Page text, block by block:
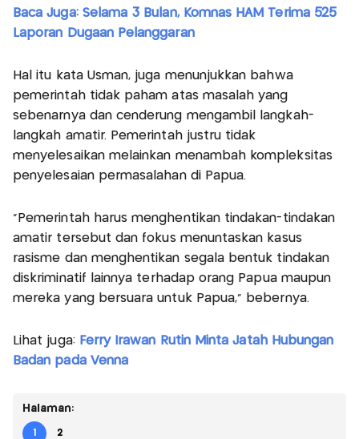
Baca Juga: Selama 3 Bulan, Komnas HAM Terima 525
Laporan Dugaan Pelanggaran
Hal itu kata Usman, juga menunjukkan bahwa
pemerintah tidak paham atas masalah yang
sebenarnya dan cenderung mengambil langkah-
langkah amatir. Pemerintah justru tidak
menyelesaikan melainkan menambah kompleksitas
penyelesaian permasalahan di Papua.
"Pemerintah harus menghentikan tindakan-tindakan
amatir tersebut dan fokus menuntaskan kasus
rasisme dan menghentikan segala bentuk tindakan
diskriminatif lainnya terhadap orang Papua maupun
mereka yang bersuara untuk Papua," bebernya.
Lihat juga: Ferry Irawan Rutin Minta Jatah Hubungan
Badan pada Venna
Halaman:
1 2